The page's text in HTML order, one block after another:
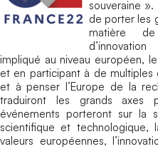
souveraine
de porter les
matière
impliqué au niveau européen,
et en participant à de
et à penser l’Europe de la
traduiront les grands axes
événements porteront sur la
scientifique et technologique,
valeurs européennes,